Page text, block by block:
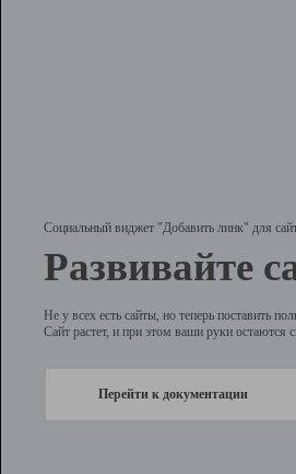
Социальный виджет "Добавить линк" для
Развивайте
Не у всех есть сайты, но теперь поставить
Сайт растет, и при этом ваши руки остаются
Перейти к документации